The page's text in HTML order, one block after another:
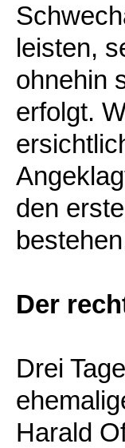
leisten,
ohnehin
erfolgt.
den
Der
Drei
Harald